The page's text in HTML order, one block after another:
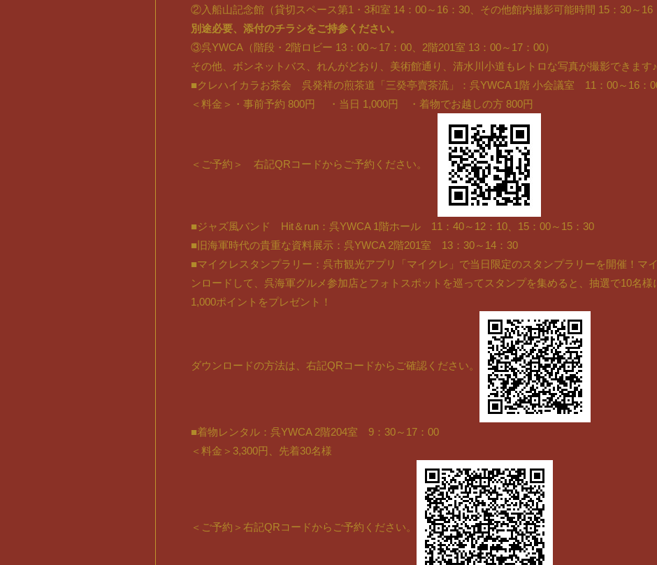
②入船山記念館（貸切スペース第1・3和室 14：00～16：30、その他館内撮影可能時間 15：30～
別途必要、添付のチラシをご持参ください。
③呉YWCA（階段・2階ロビー 13：00～17：00、2階201室 13：00～17：00）
その他、ボンネットバス、れんがどおり、美術館通り、清水川小道もレトロな写真が撮影できます♪
■クレハイカラお茶会 呉発祥の煎茶道「三癸亭賣茶流」：呉YWCA 1階 小会議室 11：00～16
＜料金＞・事前予約 800円 ・当日 1,000円 ・着物でお越しの方 800円
＜ご予約＞ 右記QRコードからご予約ください。
■ジャズ風バンド Hit＆run：呉YWCA 1階ホール 11：40～12：10、15：00～15：30
■旧海軍時代の貴重な資料展示：呉YWCA 2階201室 13：30～14：30
■マイクレスタンプラリー：呉市観光アプリ「マイクレ」で当日限定のスタンプラリーを開催！マ
ンロードして、呉海軍グルメ参加店とフォトスポットを巡ってスタンプを集めると、抽選で10名様
1,000ポイントをプレゼント！
ダウンロードの方法は、右記QRコードからご確認ください。
■着物レンタル：呉YWCA 2階204室 9：30～17：00
＜料金＞3,300円、先着30名様
＜ご予約＞右記QRコードからご予約ください。